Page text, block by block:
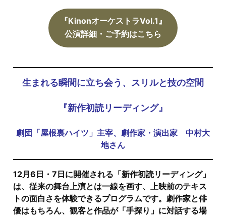
『KinonオーケストラVol.1』
公演詳細・ご予約はこちら
生まれる瞬間に立ち会う、スリルと技の空間
『新作初読リーディング』
劇団「屋根裏ハイツ」主宰、 劇作家・演出家 中村大
地さん
12月6日・7日に開催される「新作初読リーディング」
は、従来の舞台上演とは一線を画す、上映前のテキス
トの面白さを体験できるプログラムです。劇作家と俳
優はもちろん、観客と作品が「手探り」に対話する場